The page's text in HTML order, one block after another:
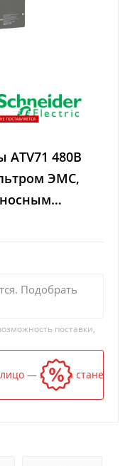
ATV71 480В
ЭМС,
рус. яз.
Подобрать
поставки,
— и цена станет